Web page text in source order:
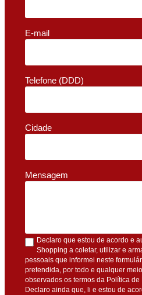
E-mail
Telefone (DDD)
Cidade
Mensagem
Declaro que estou de acordo e
Shopping a coletar, utilizar e
pessoais que informei neste
pretendida, por todo e qualquer
observados os termos da Política de
Declaro ainda que, li e estou de